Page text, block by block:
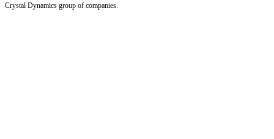
Crystal Dynamics group of companies.